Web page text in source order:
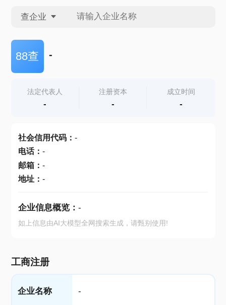
查企业
查企业
查产地
88查 -
法定代表人
-
注册资本
-
成立时间
-
社会信用代码： -
电话： -
邮箱： -
地址： -
企业信息概览： -
如上信息由AI大模型全网搜索生成，请甄别使用!
工商注册
企业名称 -